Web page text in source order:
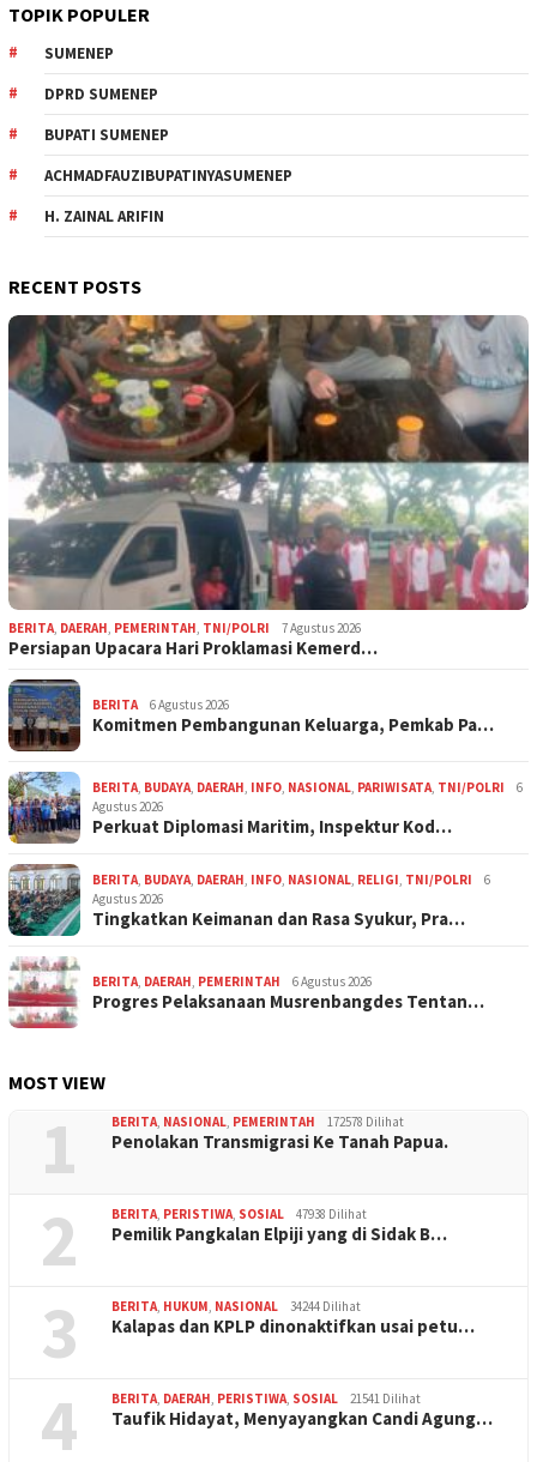
TOPIK POPULER
SUMENEP
DPRD SUMENEP
BUPATI SUMENEP
ACHMADFAUZIBUPATINYASUMENEP
H. ZAINAL ARIFIN
RECENT POSTS
BERITA DAERAH PEMERINTAH TNI/POLRI 7 Agustus 2026
Persiapan Upacara Hari Proklamasi Kemerd…
BERITA 6 Agustus 2026
Komitmen Pembangunan Keluarga, Pemkab Pa…
BERITA BUDAYA DAERAH INFO NASIONAL PARIWISATA TNI/POLRI
6
Agustus 2026
Perkuat Diplomasi Maritim, Inspektur Kod…
BERITA BUDAYA DAERAH INFO NASIONAL RELIGI TNI/POLRI
6
Agustus 2026
Tingkatkan Keimanan dan Rasa Syukur, Pra…
BERITA DAERAH PEMERINTAH 6 Agustus 2026
Progres Pelaksanaan Musrenbangdes Tentan…
MOST VIEW
1 BERITA NASIONAL PEMERINTAH 172578 Dilihat
Penolakan Transmigrasi Ke Tanah Papua.
2 BERITA PERISTIWA SOSIAL 47938 Dilihat
Pemilik Pangkalan Elpiji yang di Sidak B…
3 BERITA HUKUM NASIONAL 34244 Dilihat
Kalapas dan KPLP dinonaktifkan usai petu…
4 BERITA DAERAH PERISTIWA SOSIAL 21541 Dilihat
Taufik Hidayat, Menyayangkan Candi Agung…